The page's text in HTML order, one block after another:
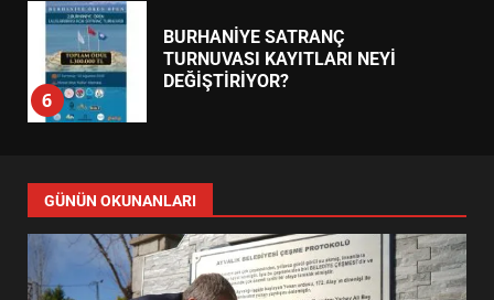
6
BURHANİYE SATRANÇ
TURNUVASI KAYITLARI NEYİ
DEĞİŞTİRİYOR?
7
YENİ YÖNETİM NASIL
ŞEKİLLENDİ?
GÜNÜN OKUNANLARI